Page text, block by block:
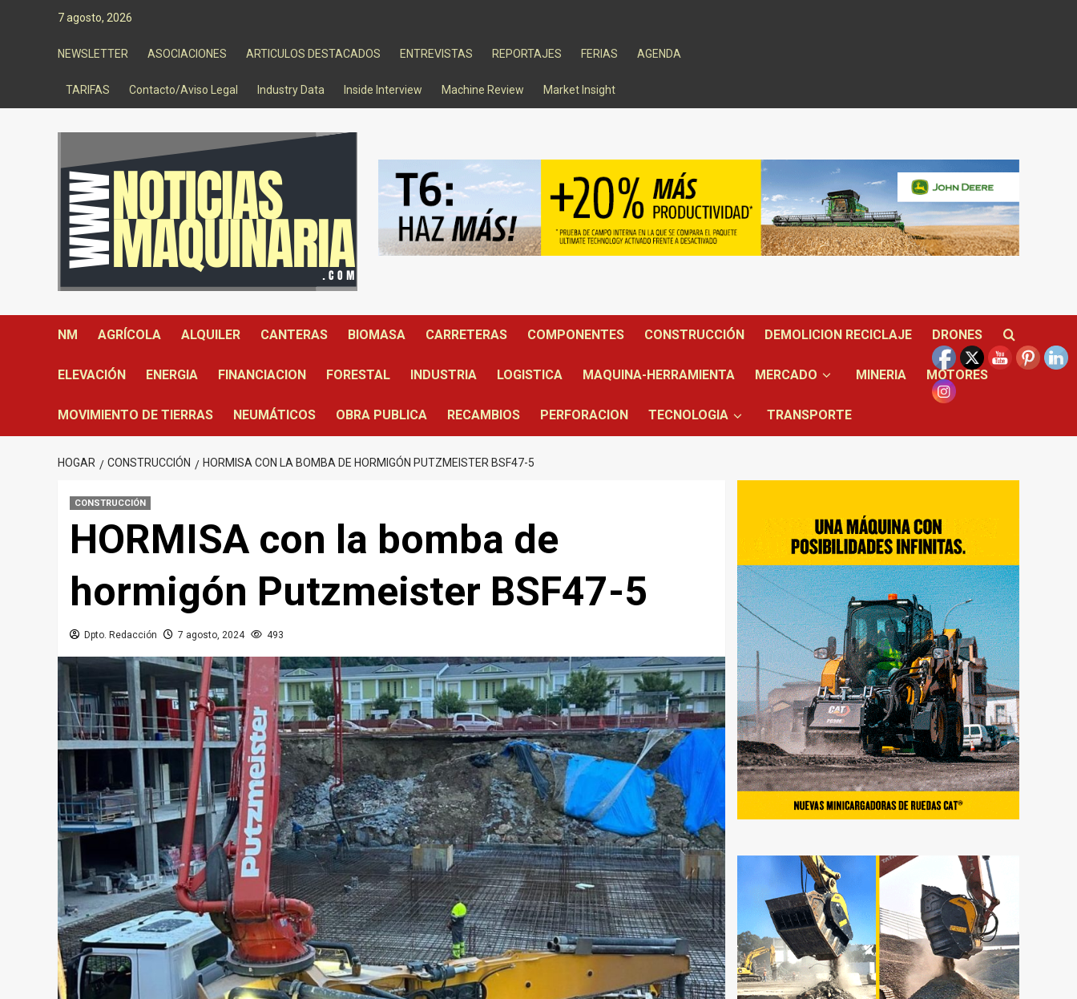
7 agosto, 2026
NEWSLETTER ASOCIACIONES ARTICULOS DESTACADOS ENTREVISTAS REPORTAJES FERIAS AGENDA
TARIFAS Contacto/Aviso Legal Industry Data Inside Interview Machine Review Market Insight
NM AGRÍCOLA ALQUILER CANTERAS BIOMASA CARRETERAS COMPONENTES CONSTRUCCIÓN DEMOLICION RECICLAJE DRONES
ELEVACIÓN ENERGIA FINANCIACION FORESTAL INDUSTRIA LOGISTICA MAQUINA-HERRAMIENTA MERCADO MINERIA MOTORES
MOVIMIENTO DE TIERRAS NEUMÁTICOS OBRA PUBLICA RECAMBIOS PERFORACION TECNOLOGIA TRANSPORTE
HOGAR CONSTRUCCIÓN HORMISA CON LA BOMBA DE HORMIGÓN PUTZMEISTER BSF47-5
CONSTRUCCIÓN
HORMISA con la bomba de
hormigón Putzmeister BSF47-5
Dpto. Redacción 7 agosto, 2024 493